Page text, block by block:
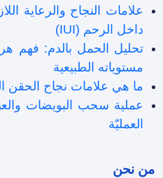
علامات النجاح والرعاية
داخل الرحم (IUI)
مستوياته الطبيعية
ما هي علامات نجاح الحقن
عملية سحب البويضات
العمليّة
من نحن